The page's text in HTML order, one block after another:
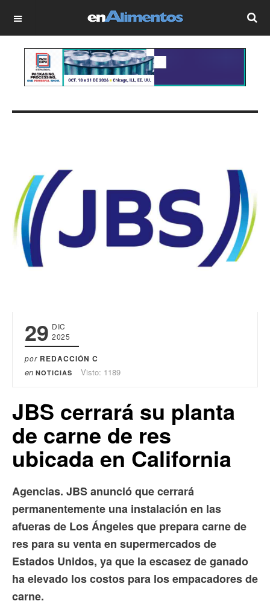
OFF CANVAS
29 DIC
2025
por REDACCIÓN C
en NOTICIAS Visto: 1189
JBS cerrará su planta
de carne de res
ubicada en California
Agencias. JBS anunció que cerrará
permanentemente una instalación en las
afueras de Los Ángeles que prepara carne de
res para su venta en supermercados de
Estados Unidos, ya que la escasez de ganado
ha elevado los costos para los empacadores de
carne.